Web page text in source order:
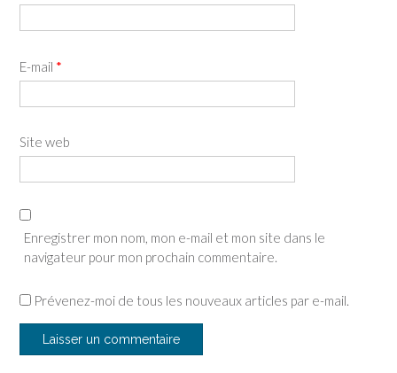
E-mail *
Site web
Enregistrer mon nom, mon e-mail et mon site dans le
navigateur pour mon prochain commentaire.
Prévenez-moi de tous les nouveaux articles par e-mail.